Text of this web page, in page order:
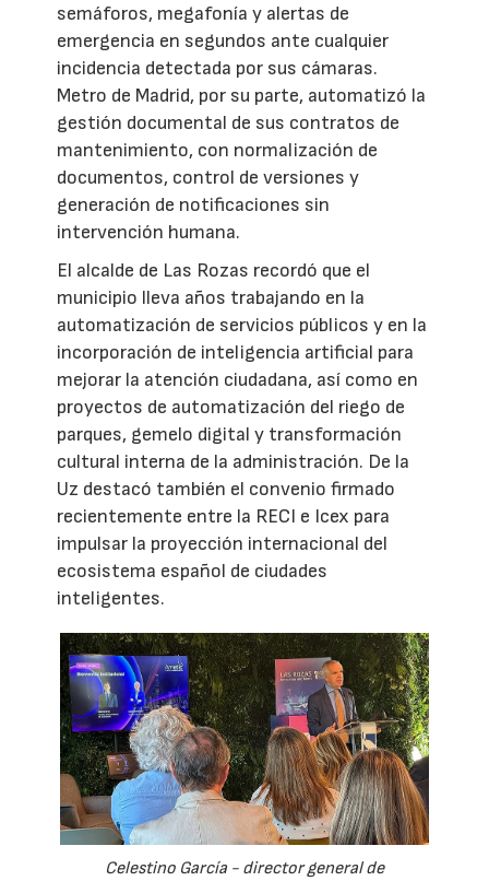
semáforos, megafonía y alertas de
emergencia en segundos ante cualquier
incidencia detectada por sus cámaras.
Metro de Madrid, por su parte, automatizó la
gestión documental de sus contratos de
mantenimiento, con normalización de
documentos, control de versiones y
generación de notificaciones sin
intervención humana.
El alcalde de Las Rozas recordó que el
municipio lleva años trabajando en la
automatización de servicios públicos y en la
incorporación de inteligencia artificial para
mejorar la atención ciudadana, así como en
proyectos de automatización del riego de
parques, gemelo digital y transformación
cultural interna de la administración. De la
Uz destacó también el convenio firmado
recientemente entre la RECI e Icex para
impulsar la proyección internacional del
ecosistema español de ciudades
inteligentes.
Celestino García - director general de